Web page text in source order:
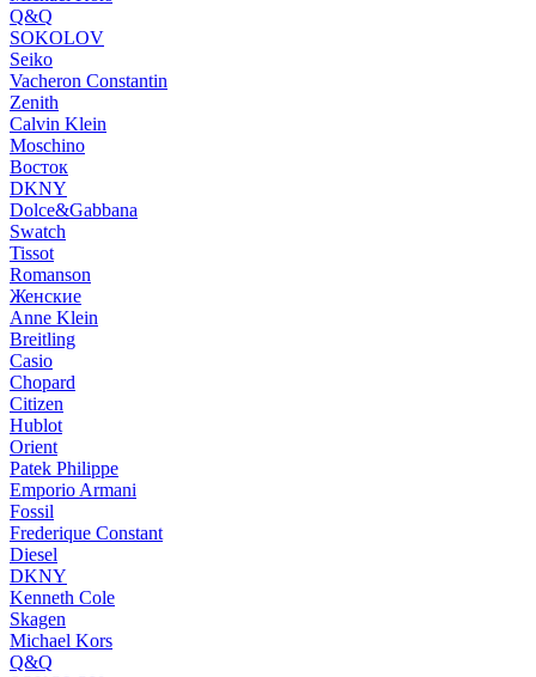
Q&Q
SOKOLOV
Seiko
Vacheron Constantin
Zenith
Calvin Klein
Moschino
Восток
DKNY
Dolce&Gabbana
Swatch
Tissot
Romanson
Женские
Anne Klein
Breitling
Casio
Chopard
Citizen
Hublot
Orient
Patek Philippe
Emporio Armani
Fossil
Frederique Constant
Diesel
DKNY
Kenneth Cole
Skagen
Michael Kors
Q&Q